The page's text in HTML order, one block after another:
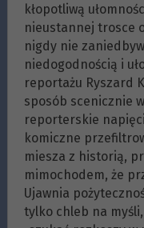
kłopotliwą
nieustannej trosce
nigdy nie
niedogodnością i
reportażu Ryszard
sposób scenicznie
reporterskie
komiczne
miesza z historią,
mimochodem, że
Ujawnia
tylko chleb na